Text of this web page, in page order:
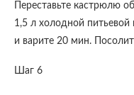
Переставьте кастрюлю
1,5 л холодной
и варите 20 мин.
Шаг 6